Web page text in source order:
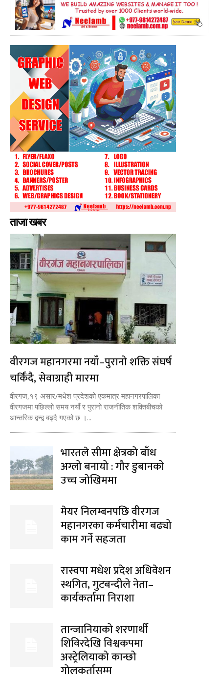
ताजा खबर
वीरगज महानगरमा नयाँ–पुरानो शक्ति संघर्ष
चर्किँदै, सेवाग्राही मारमा
वीरगज,१९ असार/मधेश प्रदेशको एकमात्र महानगरपालिका
वीरगजमा पछिल्लो समय नयाँ र पुरानो राजनीतिक शक्तिबीचको
आन्तरिक द्वन्द्व बढ्दै गएको छ ।...
भारतले सीमा क्षेत्रको बाँध
अग्लो बनायो : गौर डुबानको
उच्च जोखिममा
मेयर निलम्बनपछि वीरगज
महानगरका कर्मचारीमा बढ्यो
काम गर्ने सहजता
रास्वपा मधेश प्रदेश अधिवेशन
स्थगित, गुटबन्दीले नेता–
कार्यकर्तामा निराशा
तान्जानियाको शरणार्थी
शिविरदेखि विश्वकपमा
अस्ट्रेलियाको कान्छो
गोलकर्तासम्म